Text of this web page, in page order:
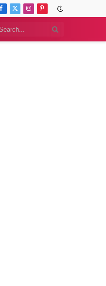
Facebook
X
Instagram
Pinterest